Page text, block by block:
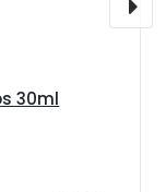
30ml